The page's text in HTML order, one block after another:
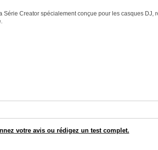
Série Creator spécialement conçue pour les casques
votre avis ou rédigez un test complet.